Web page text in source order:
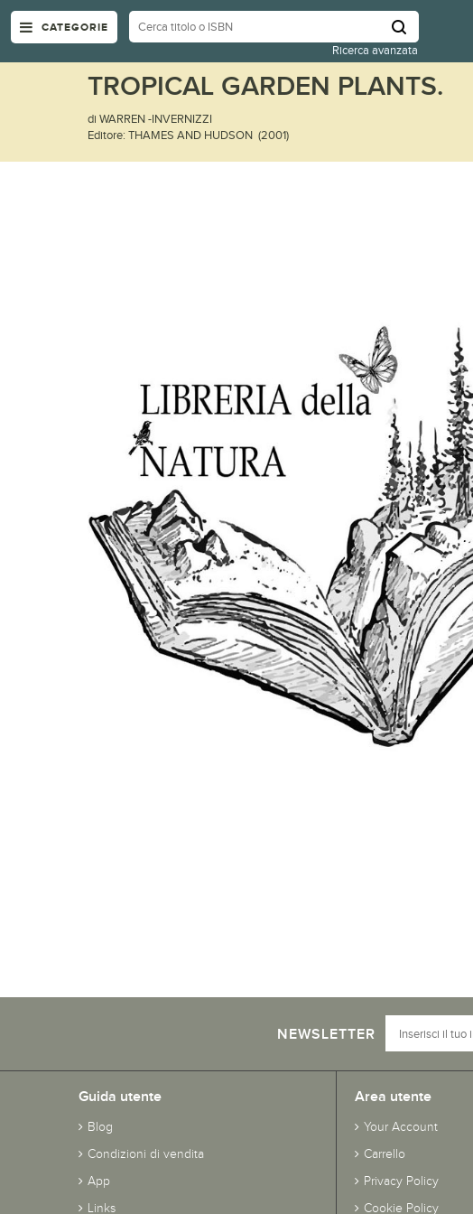
CATEGORIE
Ricerca avanzata
TROPICAL GARDEN PLANTS.
di WARREN -INVERNIZZI
Editore: THAMES AND HUDSON (2001)
NEWSLETTER
Guida utente
Blog
Condizioni di vendita
App
Links
Area utente
Your Account
Carrello
Privacy Policy
Cookie Policy